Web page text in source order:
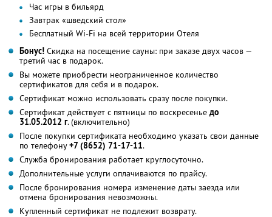
Час игры в бильярд
Завтрак «шведский стол»
Бесплатный Wi-Fi на всей территории Отеля
Бонус! Скидка на посещение сауны: при заказе двух часов —
третий час в подарок.
Вы можете приобрести неограниченное количество
сертификатов для себя и в подарок.
Сертификат можно использовать сразу после покупки.
Сертификат действует с пятницы по воскресенье до
31.05.2012 г. (включительно)
После покупки сертификата необходимо указать свои данные
по телефону+7 (8652) 71-17-11.
Служба бронирования работает круглосуточно.
Дополнительные услуги оплачиваются по прайсу.
После бронирования номера изменение даты заезда или
отмена бронирования невозможны.
Купленный сертификат не подлежит возврату.